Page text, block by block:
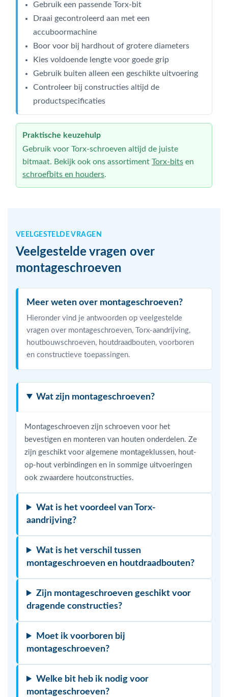
Gebruik een passende Torx-bit
Draai gecontroleerd aan met een
accuboormachine
Boor voor bij hardhout of grotere diameters
Kies voldoende lengte voor goede grip
Gebruik buiten alleen een geschikte uitvoering
Controleer bij constructies altijd de
productspecificaties
Praktische keuzehulp
Gebruik voor Torx-schroeven altijd de juiste
bitmaat. Bekijk ook ons assortiment Torx-bits en
schroefbits en houders.
VEELGESTELDE VRAGEN
Veelgestelde vragen over
montageschroeven
Meer weten over montageschroeven?
Hieronder vind je antwoorden op veelgestelde
vragen over montageschroeven, Torx-aandrijving,
houtbouwschroeven, houtdraadbouten, voorboren
en constructieve toepassingen.
Wat zijn montageschroeven?
Montageschroeven zijn schroeven voor het
bevestigen en monteren van houten onderdelen. Ze
zijn geschikt voor algemene montageklussen, hout-
op-hout verbindingen en in sommige uitvoeringen
ook zwaardere houtconstructies.
Wat is het voordeel van Torx-
aandrijving?
Wat is het verschil tussen
montageschroeven en houtdraadbouten?
Zijn montageschroeven geschikt voor
dragende constructies?
Moet ik voorboren bij
montageschroeven?
Welke bit heb ik nodig voor
montageschroeven?